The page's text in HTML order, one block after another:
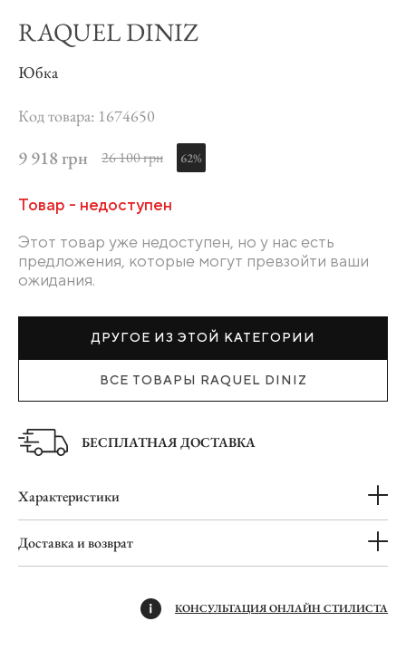
RAQUEL DINIZ
Юбка
Код товара: 1674650
9 918 грн 26 100 грн 62%
Товар - недоступен
Этот товар уже недоступен, но у нас есть
предложения, которые могут превзойти ваши
ожидания.
ДРУГОЕ ИЗ ЭТОЙ КАТЕГОРИИ
ВСЕ ТОВАРЫ RAQUEL DINIZ
БЕСПЛАТНАЯ ДОСТАВКА
Характеристики
Доставка и возврат
КОНСУЛЬТАЦИЯ ОНЛАЙН СТИЛИСТА